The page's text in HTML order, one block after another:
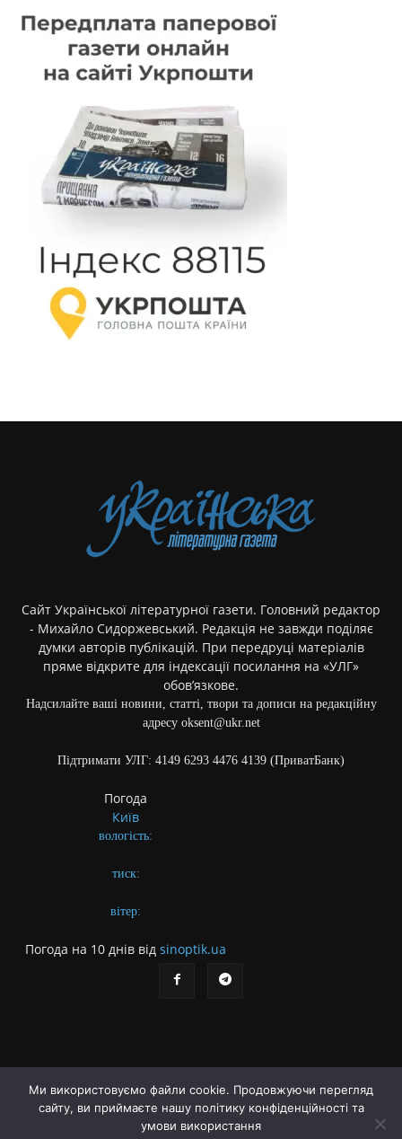
Сайт Української літературної газети. Головний редактор
- Михайло Сидоржевський. Редакція не завжди поділяє
думки авторів публікацій. При передруці матеріалів
пряме відкрите для індексації посилання на «УЛГ»
обов’язкове.
Надсилайте ваші новини, статті, твори та дописи на редакційну
адресу oksent@ukr.net
Підтримати УЛГ: 4149 6293 4476 4139 (ПриватБанк)
Погода
Київ
вологість:
тиск:
вітер:
Погода на 10 днів від sinoptik.ua
Про газету
Правила користування сайтом
Політика конфіденційності
Ми використовуємо файли cookie. Продовжуючи перегляд
сайту, ви приймаєте нашу політику конфіденційності та
умови використання